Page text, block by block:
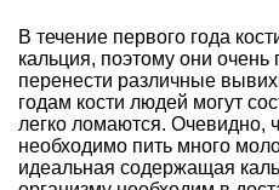
В течение первого года
кальция, поэтому они очень
перенести различные
годам кости людей могут
легко ломаются. Очевидно,
необходимо пить много
идеальная содержащая